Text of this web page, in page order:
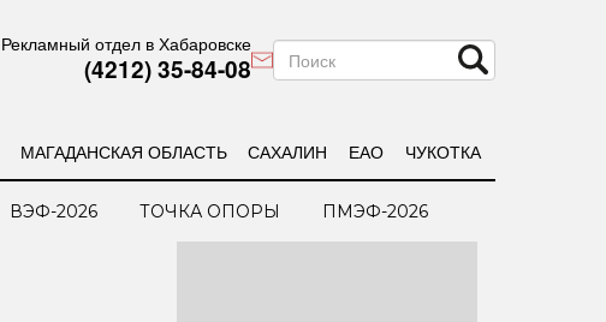
Рекламный отдел в Хабаровске
(4212) 35-84-08
МАГАДАНСКАЯ ОБЛАСТЬ САХАЛИН ЕАО ЧУКОТКА
ВЭФ-2026 ТОЧКА ОПОРЫ ПМЭФ-2026